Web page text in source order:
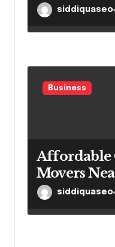
siddiquaseo
Business
Affordable
Movers
siddiquaseo